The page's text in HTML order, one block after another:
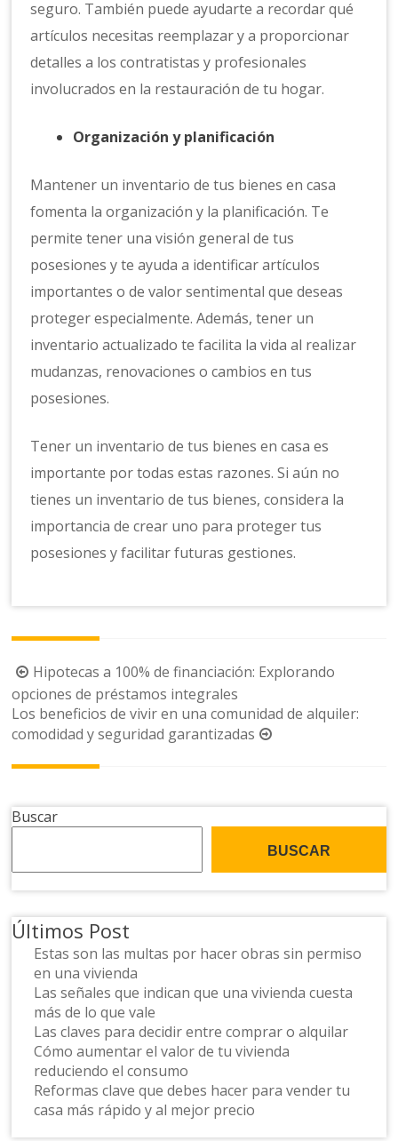
seguro. También puede ayudarte a recordar qué
artículos necesitas reemplazar y a proporcionar
detalles a los contratistas y profesionales
involucrados en la restauración de tu hogar.
Organización y planificación
Mantener un inventario de tus bienes en casa
fomenta la organización y la planificación. Te
permite tener una visión general de tus
posesiones y te ayuda a identificar artículos
importantes o de valor sentimental que deseas
proteger especialmente. Además, tener un
inventario actualizado te facilita la vida al realizar
mudanzas, renovaciones o cambios en tus
posesiones.
Tener un inventario de tus bienes en casa es
importante por todas estas razones. Si aún no
tienes un inventario de tus bienes, considera la
importancia de crear uno para proteger tus
posesiones y facilitar futuras gestiones.
Navegación
de
la
entrada
Hipotecas a 100% de financiación: Explorando
opciones de préstamos integrales
Los beneficios de vivir en una comunidad de alquiler:
comodidad y seguridad garantizadas
Buscar
BUSCAR
Últimos Post
Estas son las multas por hacer obras sin permiso
en una vivienda
Las señales que indican que una vivienda cuesta
más de lo que vale
Las claves para decidir entre comprar o alquilar
Cómo aumentar el valor de tu vivienda
reduciendo el consumo
Reformas clave que debes hacer para vender tu
casa más rápido y al mejor precio